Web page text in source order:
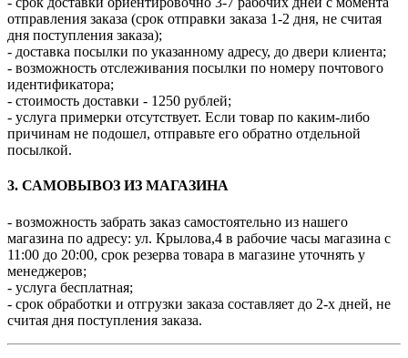
отправления заказа (срок отправки заказа 1-2 дня, не считая
дня поступления заказа);
- доставка посылки по указанному адресу, до двери клиента;
- возможность отслеживания посылки по номеру почтового
идентификатора;
- стоимость доставки - 1250 рублей;
- услуга примерки отсутствует. Если товар по каким-либо
причинам не подошел, отправьте его обратно отдельной
посылкой.
3. САМОВЫВОЗ ИЗ МАГАЗИНА
- возможность забрать заказ самостоятельно из нашего
магазина по адресу: ул. Крылова,4 в рабочие часы магазина с
11:00 до 20:00, срок резерва товара в магазине уточнять у
менеджеров;
- услуга бесплатная;
- срок обработки и отгрузки заказа составляет до 2-х дней, не
считая дня поступления заказа.